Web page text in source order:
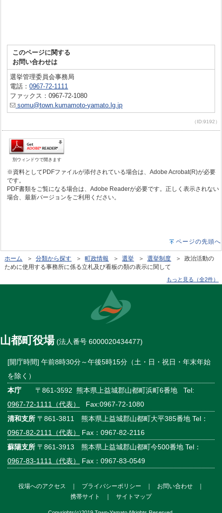
このページに関する
お問い合わせは
選挙管理委員会事務局
電話：0967-72-1111
ファックス：0967-72-1080
somu@town.kumamoto-yamato.lg.jp
（ID:9192）
別ウィンドウで開きます
※資料としてPDFファイルが添付されている場合は、Adobe Acrobat(R)が必要
です。
PDF書類をご覧になる場合は、Adobe Readerが必要です。正しく表示されない
場合、最新バージョンをご利用ください。
ページの先頭へ
ホーム ＞分類から探す ＞町政情報 ＞選挙 ＞選挙制度 ＞ 政治活動の
ために使用する事務所に係る立札及び看板の類の表示に関して
もっと見る（全2件）
山都町役場(法人番号 6000020434477)
[開庁時間] 午前8時30分～午後5時15分（土・日・祝日・年末年始
を除く）
本庁 〒861-3592 熊本県上益城郡山都町浜町6番地 Tel:
0967-72-1111（代表）
Fax:0967-72-1080
清和支所 〒861-3811 熊本県上益城郡山都町大平385番地 Tel：
0967-82-2111（代表）
Fax：0967-82-2116
蘇陽支所 〒861-3913 熊本県上益城郡山都町今500番地 Tel：
0967-83-1111（代表）
Fax：0967-83-0549
役場へのアクセス ｜ プライバシーポリシー ｜ お問い合わせ
｜
携帯サイト
｜ サイトマップ